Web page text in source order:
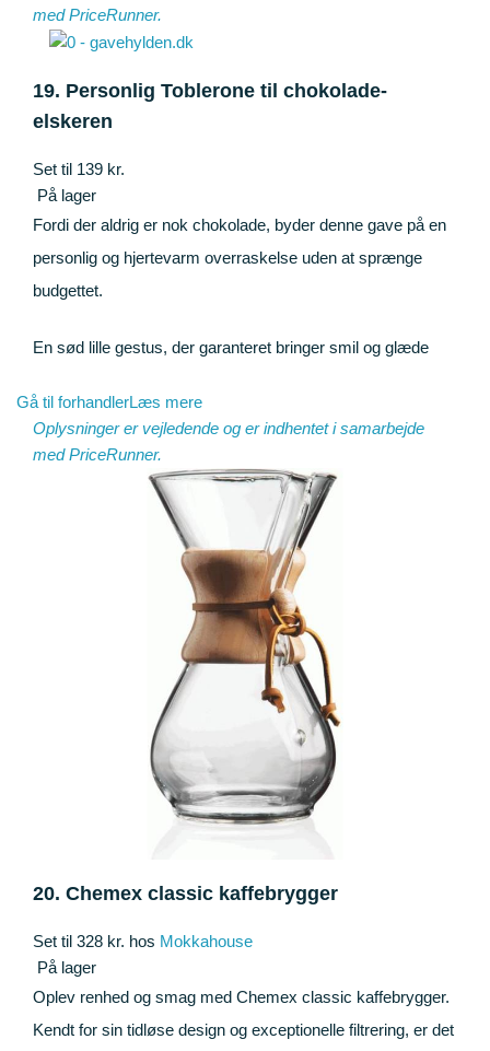
medPriceRunner.
19. Personlig Toblerone til chokolade-
elskeren
Set til 139 kr.
På lager
Fordi der aldrig er nok chokolade, byder denne gave på en
personlig og hjertevarm overraskelse uden at sprænge
budgettet.
En sød lille gestus, der garanteret bringer smil og glæde
Gå til forhandlerLæs mere
Oplysninger er vejledende og er indhentet i samarbejde
medPriceRunner.
20. Chemex classic kaffebrygger
Set til 328 kr. hos Mokkahouse
På lager
Oplev renhed og smag med Chemex classic kaffebrygger.
Kendt for sin tidløse design og exceptionelle filtrering, er det